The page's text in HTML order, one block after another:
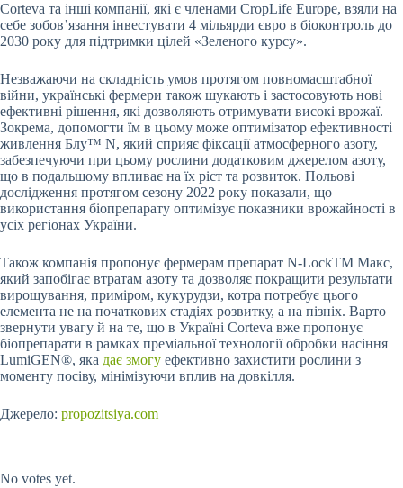
Corteva та інші компанії, які є членами CropLife Europe, взяли на
себе зобов’язання інвестувати 4 мільярди євро в біоконтроль до
2030 року для підтримки цілей «Зеленого курсу».
Незважаючи на складність умов протягом повномасштабної
війни, українські фермери також шукають і застосовують нові
ефективні рішення, які дозволяють отримувати високі врожаї.
Зокрема, допомогти їм в цьому може оптимізатор ефективності
живлення Блу™ N, який сприяє фіксації атмосферного азоту,
забезпечуючи при цьому рослини додатковим джерелом азоту,
що в подальшому впливає на їх ріст та розвиток. Польові
дослідження протягом сезону 2022 року показали, що
використання біопрепарату оптимізує показники врожайності в
усіх регіонах України.
Також компанія пропонує фермерам препарат N-LockТМ Макс,
який запобігає втратам азоту та дозволяє покращити результати
вирощування, приміром, кукурудзи, котра потребує цього
елемента не на початкових стадіях розвитку, а на пізніх. Варто
звернути увагу й на те, що в Україні Corteva вже пропонує
біопрепарати в рамках преміальної технології обробки насіння
LumiGEN®, яка дає змогу ефективно захистити рослини з
моменту посіву, мінімізуючи вплив на довкілля.
Джерело: propozitsiya.com
No votes yet.